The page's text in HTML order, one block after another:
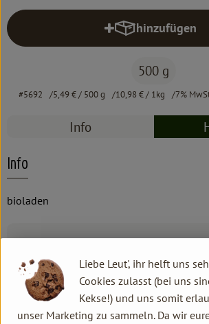
Erleben
hinzufügen
Produkt
500 g
#5692 5,49 €/ 500 g 10,98 €/ 1kg 7%
Info
Info
bioladen
Zutaten
Liebe Leut', ihr helft uns
Cookies zulasst (bei uns
Kekse!) und uns somit
unser Marketing zu sammeln. Da wir